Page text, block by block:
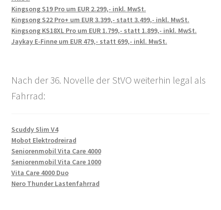
Kingsong S19 Pro um EUR 2.299,- inkl. MwSt.
Kingsong S22 Pro+ um EUR 3.399,- statt 3.499,- inkl. MwSt.
Kingsong KS18XL Pro um EUR 1.799,- statt 1.899,- inkl. MwSt.
Jaykay E-Finne um EUR 479,- statt 699,- inkl. MwSt.
Nach der 36. Novelle der StVO weiterhin legal als
Fahrrad:
Scuddy Slim V4
Mobot Elektrodreirad
Seniorenmobil Vita Care 4000
Seniorenmobil Vita Care 1000
Vita Care 4000 Duo
Nero Thunder Lastenfahrrad